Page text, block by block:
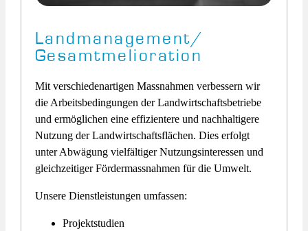
Landmanagement/
Gesamtmelioration
Mit verschiedenartigen Massnahmen verbessern wir
die Arbeitsbedingungen der Landwirtschaftsbetriebe
und ermöglichen eine effizientere und nachhaltigere
Nutzung der Landwirtschaftsflächen. Dies erfolgt
unter Abwägung vielfältiger Nutzungsinteressen und
gleichzeitiger Fördermassnahmen für die Umwelt.
Unsere Dienstleistungen umfassen:
Projektstudien